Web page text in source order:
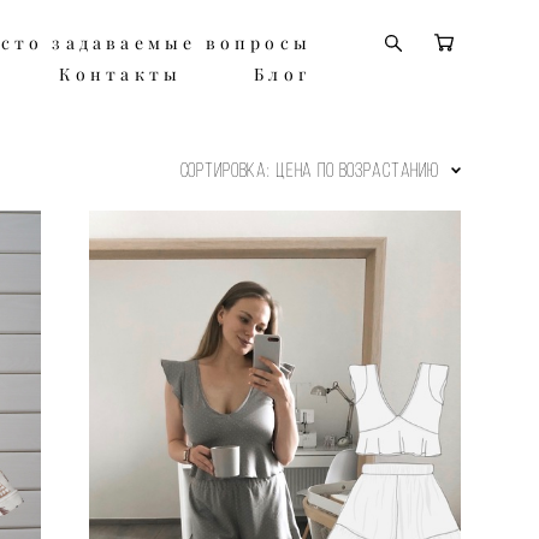
задаваемые вопросы
Контакты
Блог
задаваемые вопросы
Контакты
Блог
Сортировка: цена по возрастанию